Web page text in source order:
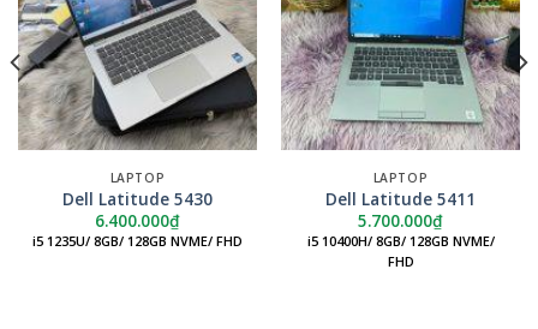
LAPTOP
Dell Latitude 5430
6.400.000₫
i5 1235U/ 8GB/ 128GB NVME/ FHD
LAPTOP
Dell Latitude 5411
5.700.000₫
i5 10400H/ 8GB/ 128GB NVME/
FHD